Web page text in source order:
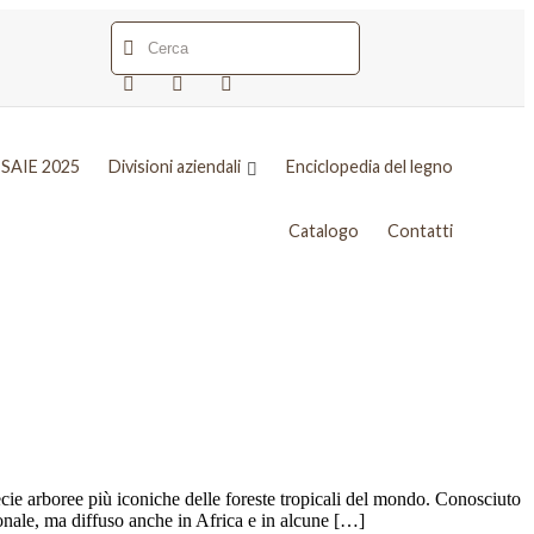
SAIE 2025 Divisioni aziendali Enciclopedia del legno
Catalogo Contatti
arboree più iconiche delle foreste tropicali del mondo. Conosciuto
ma diffuso anche in Africa e in alcune […]